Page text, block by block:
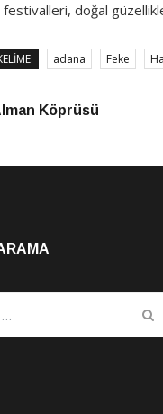
festivalleri, doğal
adana Feke
Köprüsü